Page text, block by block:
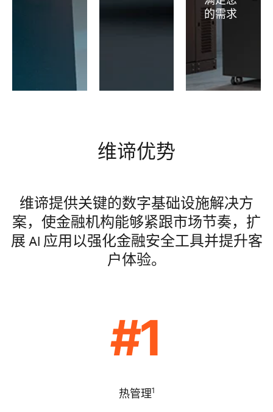
的需求
维谛优势
维谛提供关键的数字基础设施解决方
案，使金融机构能够紧跟市场节奏，扩
展 AI 应用以强化金融安全工具并提升客
户体验。
热管理1